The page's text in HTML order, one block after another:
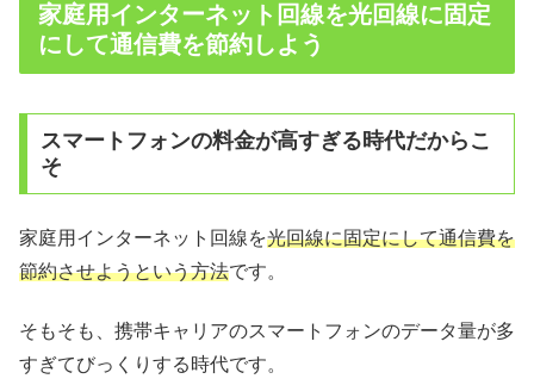
家庭用インターネット回線を光回線に固定
にして通信費を節約しよう
スマートフォンの料金が高すぎる時代だからこ
そ
家庭用インターネット回線を光回線に固定にして通信費を
節約させようという方法です。
そもそも、携帯キャリアのスマートフォンのデータ量が多
すぎてびっくりする時代です。